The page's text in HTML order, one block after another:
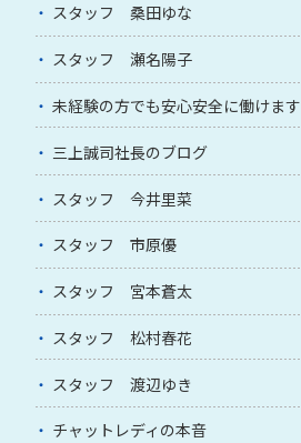
スタッフ 桑田ゆな
スタッフ 瀬名陽子
未経験の方でも安心安全に働けます
三上誠司社長のブログ
スタッフ 今井里菜
スタッフ 市原優
スタッフ 宮本蒼太
スタッフ 松村春花
スタッフ 渡辺ゆき
チャットレディの本音